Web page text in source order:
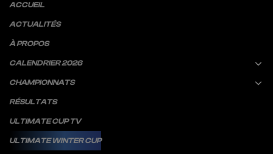
ACCUEIL
ACTUALITÉS
À PROPOS
CALENDRIER 2026
CHAMPIONNATS
RÉSULTATS
ULTIMATE CUP TV
ULTIMATE WINTER CUP